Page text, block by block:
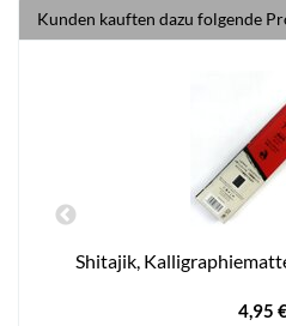
Kunden kauften dazu folgende
Shitajik,
4,95